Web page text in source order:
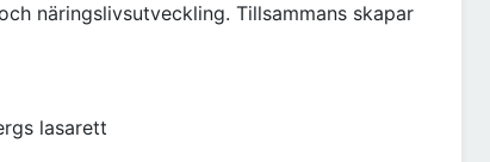
näringslivsutveckling. Tillsammans skapar
lasarett